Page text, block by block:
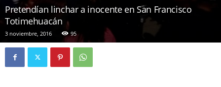
Pretendían linchar a inocente en San Francisco
Totimehuacán
3 noviembre, 2016 95